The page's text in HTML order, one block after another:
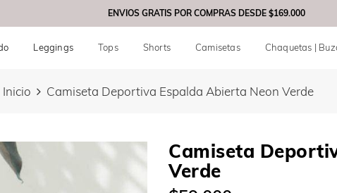
ENVIOS GRATIS POR COMPRAS DESDE $169.000
Leggings Tops Shorts Camisetas Chaquetas |
Inicio Camiseta Deportiva Espalda Abierta Neon Verde
Camiseta
Verde